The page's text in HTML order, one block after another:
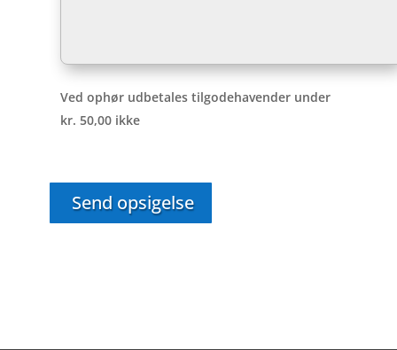
Ved ophør udbetales tilgodehavender under
kr. 50,00 ikke